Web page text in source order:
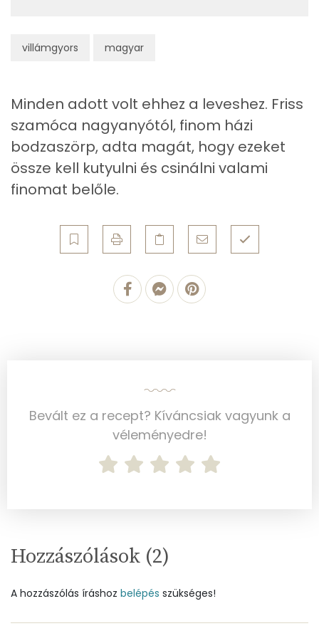
villámgyors magyar
Összesen
Egyszeresen telítetlen zsírsav:
5 g
Többszörösen telítetlen zsírsav
1 g
Koleszterin
56 mg
Ásványi anyagok
Összesen
541.5 g
Magnézium
14 mg
Mangán
Szénhidrát
Minden adott volt ehhez a leveshez. Friss
szamóca nagyanyótól, finom házi
bodzaszörp, adta magát, hogy ezeket
össze kell kutyulni és csinálni valami
finomat belőle.
Bevált ez a recept? Kíváncsiak vagyunk a
véleményedre!
Hozzászólások (2)
A hozzászólás íráshoz belépés szükséges!